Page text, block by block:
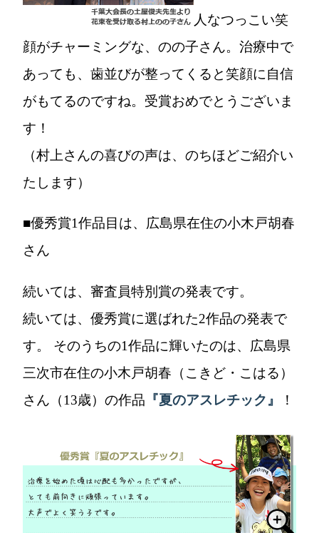
人なつっこい笑
顔がチャーミングな、のの子さん。治療中で
あっても、歯並びが整ってくると笑顔に自信
がもてるのですね。受賞おめでとうございま
す！
（村上さんの喜びの声は、のちほどご紹介い
たします）
■優秀賞1作品目は、広島県在住の小木戸胡春
さん
続いては、審査員特別賞の発表です。
続いては、優秀賞に選ばれた2作品の発表で
す。 そのうちの1作品に輝いたのは、広島県
三次市在住の小木戸胡春（こきど・こはる）
さん（13歳）の作品 『夏のアスレチック』 ！